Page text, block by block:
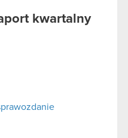
kwartalny